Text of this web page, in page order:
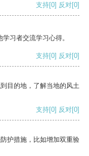
支持[0] 反对[0]
习者交流学习心得。
支持[0] 反对[0]
目的地，了解当地的风土
支持[0] 反对[0]
护措施，比如增加双重验